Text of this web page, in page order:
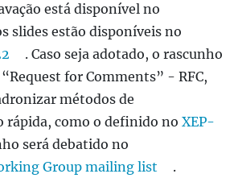
está disponível no
slides estão disponíveis no
. Caso seja adotado, o rascunho
for Comments” - RFC,
métodos de
rápida, como o definido no XEP-
será debatido no
Group mailing list
.